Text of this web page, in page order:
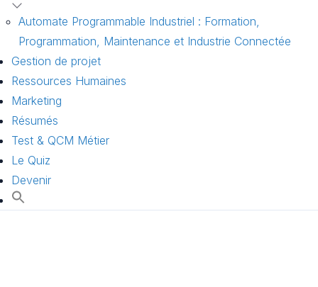
Automate Programmable Industriel : Formation,
Programmation, Maintenance et Industrie Connectée
Gestion de projet
Ressources Humaines
Marketing
Résumés
Test & QCM Métier
Le Quiz
Devenir